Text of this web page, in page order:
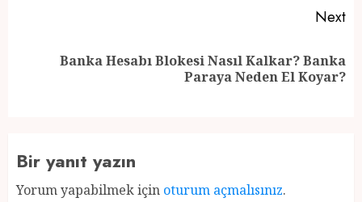
Next
Banka Hesabı Blokesi Nasıl Kalkar? Banka
Paraya Neden El Koyar?
Bir yanıt yazın
Yorum yapabilmek için oturum açmalısınız.